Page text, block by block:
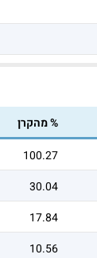
% מהקרן
100.27
30.04
17.84
10.56